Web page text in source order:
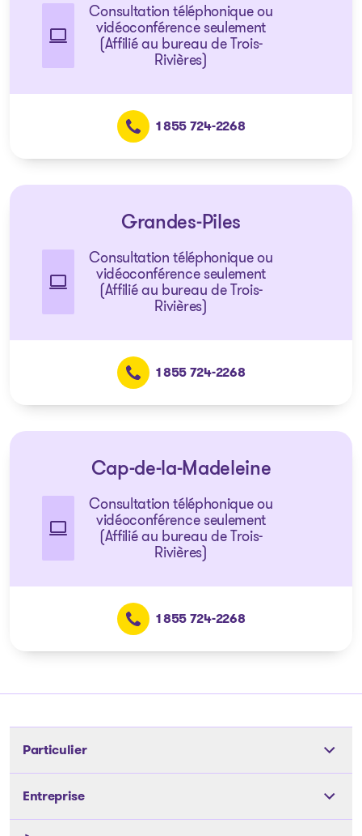
Consultation téléphonique ou
vidéoconférence seulement
(Affilié au bureau de Trois-
Rivières)
1 855 724-2268
Grandes-Piles
Consultation téléphonique ou
vidéoconférence seulement
(Affilié au bureau de Trois-
Rivières)
1 855 724-2268
Cap-de-la-Madeleine
Consultation téléphonique ou
vidéoconférence seulement
(Affilié au bureau de Trois-
Rivières)
1 855 724-2268
Particulier
Outils
Les solutions
Entreprise